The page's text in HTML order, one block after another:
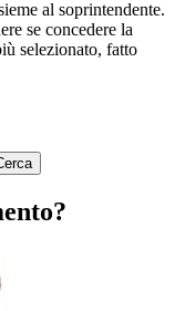
al soprintendente.
se concedere la
selezionato, fatto